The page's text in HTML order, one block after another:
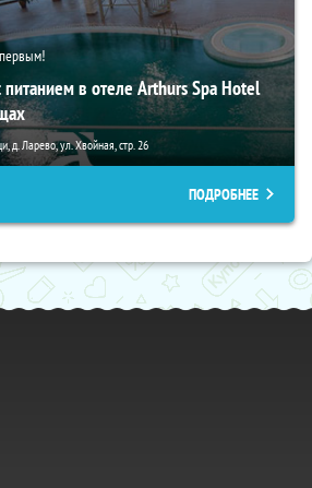
в отеле Arthurs Spa Hotel
д. Ларево, ул. Хвойная, стр. 26
ПОДРОБНЕЕ